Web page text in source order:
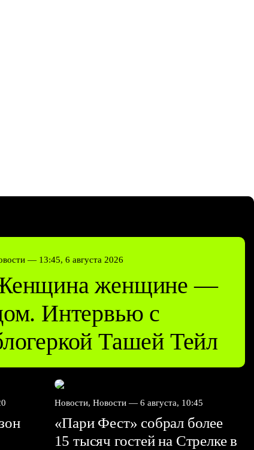
— 13:45, 6 августа 2026
женщине —
Интервью с
Ташей Тейл
Новости, Новости — 6 августа, 10:45
«Пари Фест» собрал более
15 тысяч гостей на Стрелке в